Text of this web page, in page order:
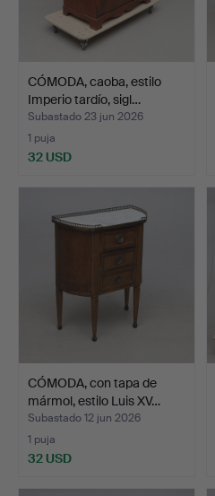
CÓMODA, caoba, estilo
Imperio tardío, sigl…
Subastado 23 jun 2026
1 puja
32 USD
CÓMODA, con tapa de
mármol, estilo Luis XV…
Subastado 12 jun 2026
1 puja
32 USD